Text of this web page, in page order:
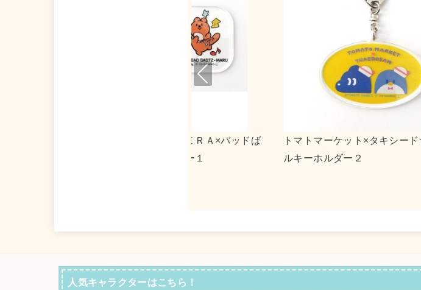
０３１３×リトルツインスターズ キャンバ
Pre
人気キャラクターはこちら！